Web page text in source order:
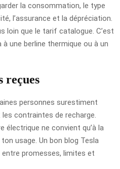
la consommation, le type
l’assurance et la dépréciation.
loin que le tarif catalogue. C’est
une berline thermique ou à un
reçues
personnes surestiment
contraintes de recharge.
électrique ne convient qu’à la
usage. Un bon blog Tesla
promesses, limites et